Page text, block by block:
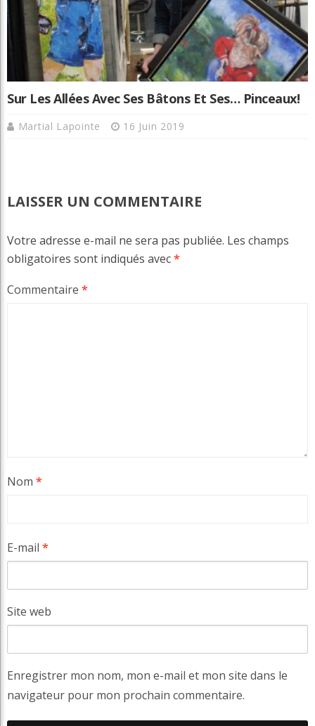
Sur Les Allées Avec Ses Bâtons Et Ses… Pinceaux!
Martial Lapointe 16 Juin 2019
LAISSER UN COMMENTAIRE
Votre adresse e-mail ne sera pas publiée. Les champs
obligatoires sont indiqués avec*
Commentaire *
Nom *
E-mail *
Site web
Enregistrer mon nom, mon e-mail et mon site dans le
navigateur pour mon prochain commentaire.